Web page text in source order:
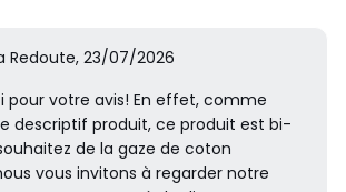
Redoute, 23/07/2026
pour votre avis! En effet, comme
descriptif produit, ce produit est bi-
de la gaze de coton
vous invitons à regarder notre